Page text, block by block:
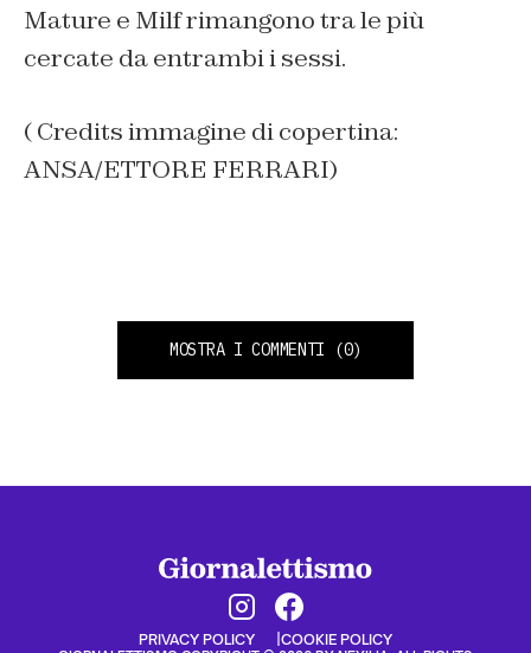
Mature e Milf rimangono tra le più
cercate da entrambi i sessi.
( Credits immagine di copertina:
ANSA/ETTORE FERRARI)
MOSTRA I COMMENTI (0)
PRIVACY POLICY COOKIE POLICY